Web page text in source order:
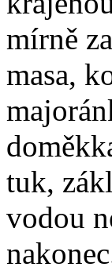
mírně
masa,
tuk,
vodou